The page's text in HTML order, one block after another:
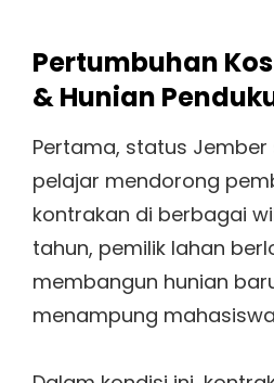
Pertumbuhan
& Hunian
Pertama, status
pelajar mendorong
kontrakan di berbagai
tahun, pemilik lahan
membangun hunian
menampung